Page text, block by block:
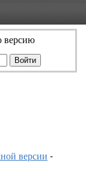
версию
версии -